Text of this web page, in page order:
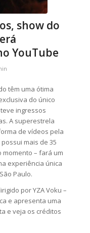
show do
YouTube
têm uma ótima
do único
ingressos
A superestrela
de vídeos pela
mais de 35
momento – fará um
experiência única
Paulo.
por YZA Voku –
e apresenta uma
e veja os créditos